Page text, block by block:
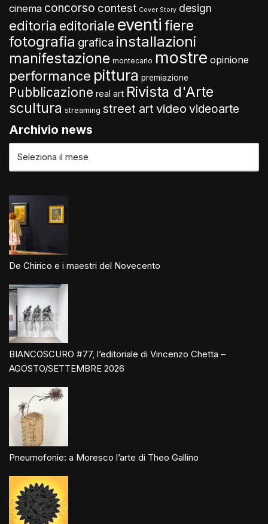
cinema concorso contest Cover Story design
editoria editoriale eventi fiere
fotografia grafica installazioni
manifestazione montecarlo mostre opinione
performance pittura premiazione
Pubblicazione real art Rivista d'Arte
scultura streaming street art video videoarte
Archivio news
De Chirico e i maestri del Novecento
BIANCOSCURO #77, l’editoriale di Vincenzo Chetta –
AGOSTO/SETTEMBRE 2026
Pneumofonìe: a Moresco l’arte di Theo Gallino